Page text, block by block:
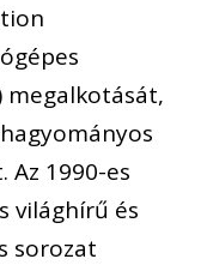
megalkotását,
Az 1990-es
világhírű és
sorozat